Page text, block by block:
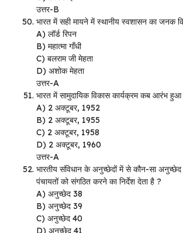
उत्तर-B
भारत में सही मायने में स्थानीय स्वशासन का जनक
A) लॉर्ड रिपन
B) महात्मा गाँधी
C) बलराम जी मेहता
D) अशोक मेहता
उत्तर-A
भारत में सामुदायिक विकास कार्यक्रम कब आरंभ
A) 2 अक्टूबर, 1952
B) 2 अक्टूबर, 1955
C) 2 अक्टूबर, 1958
D) 2 अक्टूबर, 1960
उत्तर-A
भारतीय संविधान के अनुच्छेदों में से कौन-सा अनुच्छेद
पंचायतों को संगठित करने का निर्देश देता है ?
A) अनुच्छेद 38
B) अनुच्छेद 39
C) अनुच्छेद 40
D) अनुच्छेद 41